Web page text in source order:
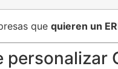
que quieren un
personalizar